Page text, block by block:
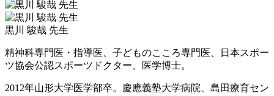
黒川 駿哉 先生
精神科専門医・指導医、子どものこころ専門医、日本スポー
ツ協会公認スポーツドクター、医学博士。
2012年山形大学医学部卒。慶應義塾大学病院、島田療育セン